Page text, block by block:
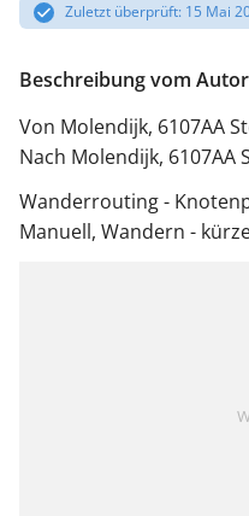
Zuletzt überprüft: 15 Mai
Beschreibung vom Autor
Von Molendijk, 6107AA
Nach Molendijk, 6107AA
Wanderrouting -
Manuell, Wandern -